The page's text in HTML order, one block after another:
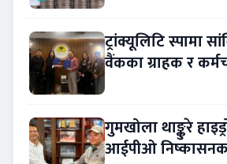
ट्रांक्यूलिटि स्पामा
वैंकका ग्राहक र
गुमखोला थाङ्कुरे
आईपीओ